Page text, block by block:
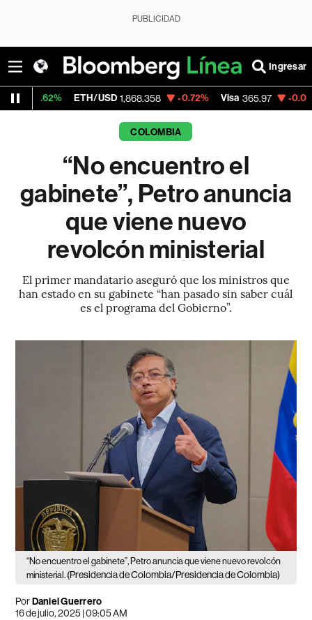
PUBLICIDAD
Ingresar
ETH/USD 1,868.358 -0.72% Visa 365.97 -0.04%
COLOMBIA
“No encuentro el
gabinete”, Petro anuncia
que viene nuevo
revolcón ministerial
El primer mandatario aseguró que los ministros que
han estado en su gabinete “han pasado sin saber cuál
es el programa del Gobierno”.
“No encuentro el gabinete”, Petro anuncia que viene nuevo revolcón
ministerial. (Presidencia de Colombia/Presidencia de Colombia)
PorDaniel Guerrero
16 de julio, 2025 | 09:05 AM